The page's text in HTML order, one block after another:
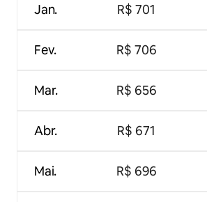
Jan.
Fev.
Mar.
Abr.
Mai.
R$ 701
R$ 706
R$ 656
R$ 671
R$ 696